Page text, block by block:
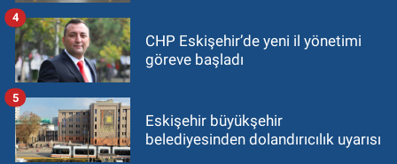
CHP Eskişehir’de yeni il yönetimi
göreve başladı
4
Eskişehir büyükşehir
belediyesinden dolandırıcılık uyarısı
5